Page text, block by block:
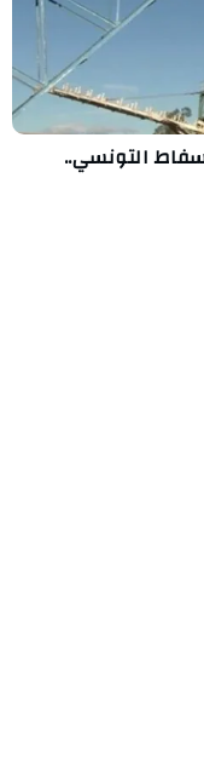
التونسي..